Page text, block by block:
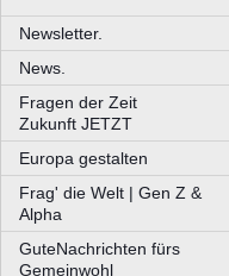
Newsletter.
News.
Fragen der Zeit
Zukunft JETZT
Europa gestalten
Frag' die Welt | Gen Z &
Alpha
GuteNachrichten fürs
Gemeinwohl